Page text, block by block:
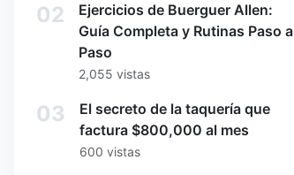
02
Ejercicios de Buerguer Allen:
Guía Completa y Rutinas Paso a
Paso
2,055 vistas
03
El secreto de la taquería que
factura $800,000 al mes
600 vistas